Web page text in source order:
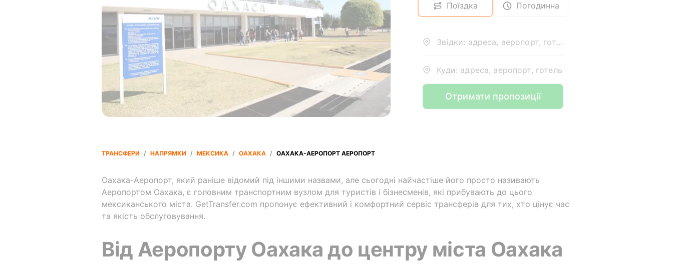
Поїздка Погодинна
Звідки: адреса, аеропорт, готель
Куди: адреса, аеропорт, готель
Отримати пропозиції
ТРАНСФЕРИ / НАПРЯМКИ / МЕКСИКА / ОАХАКА / ОАХАКА-АЕРОПОРТ АЕРОПОРТ
Оахака-Аеропорт, який раніше відомий під іншими назвами, але сьогодні найчастіше його просто називають
Аеропортом Оахака, є головним транспортним вузлом для туристів і бізнесменів, які прибувають до цього
мексиканського міста. GetTransfer.com пропонує ефективний і комфортний сервіс трансферів для тих, хто цінує час
та якість обслуговування.
Від Аеропорту Оахака до центру міста Оахака